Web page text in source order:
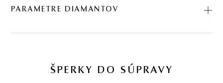
dokonalým klenotom pre ženy milujúce osobitú
jemným dizajnom. Kód: 224501088.
0.049 ct
PARAMETRE DIAMANTOV
9 ∑ 0,049 ct
ŠPERKY DO SÚPRAVY